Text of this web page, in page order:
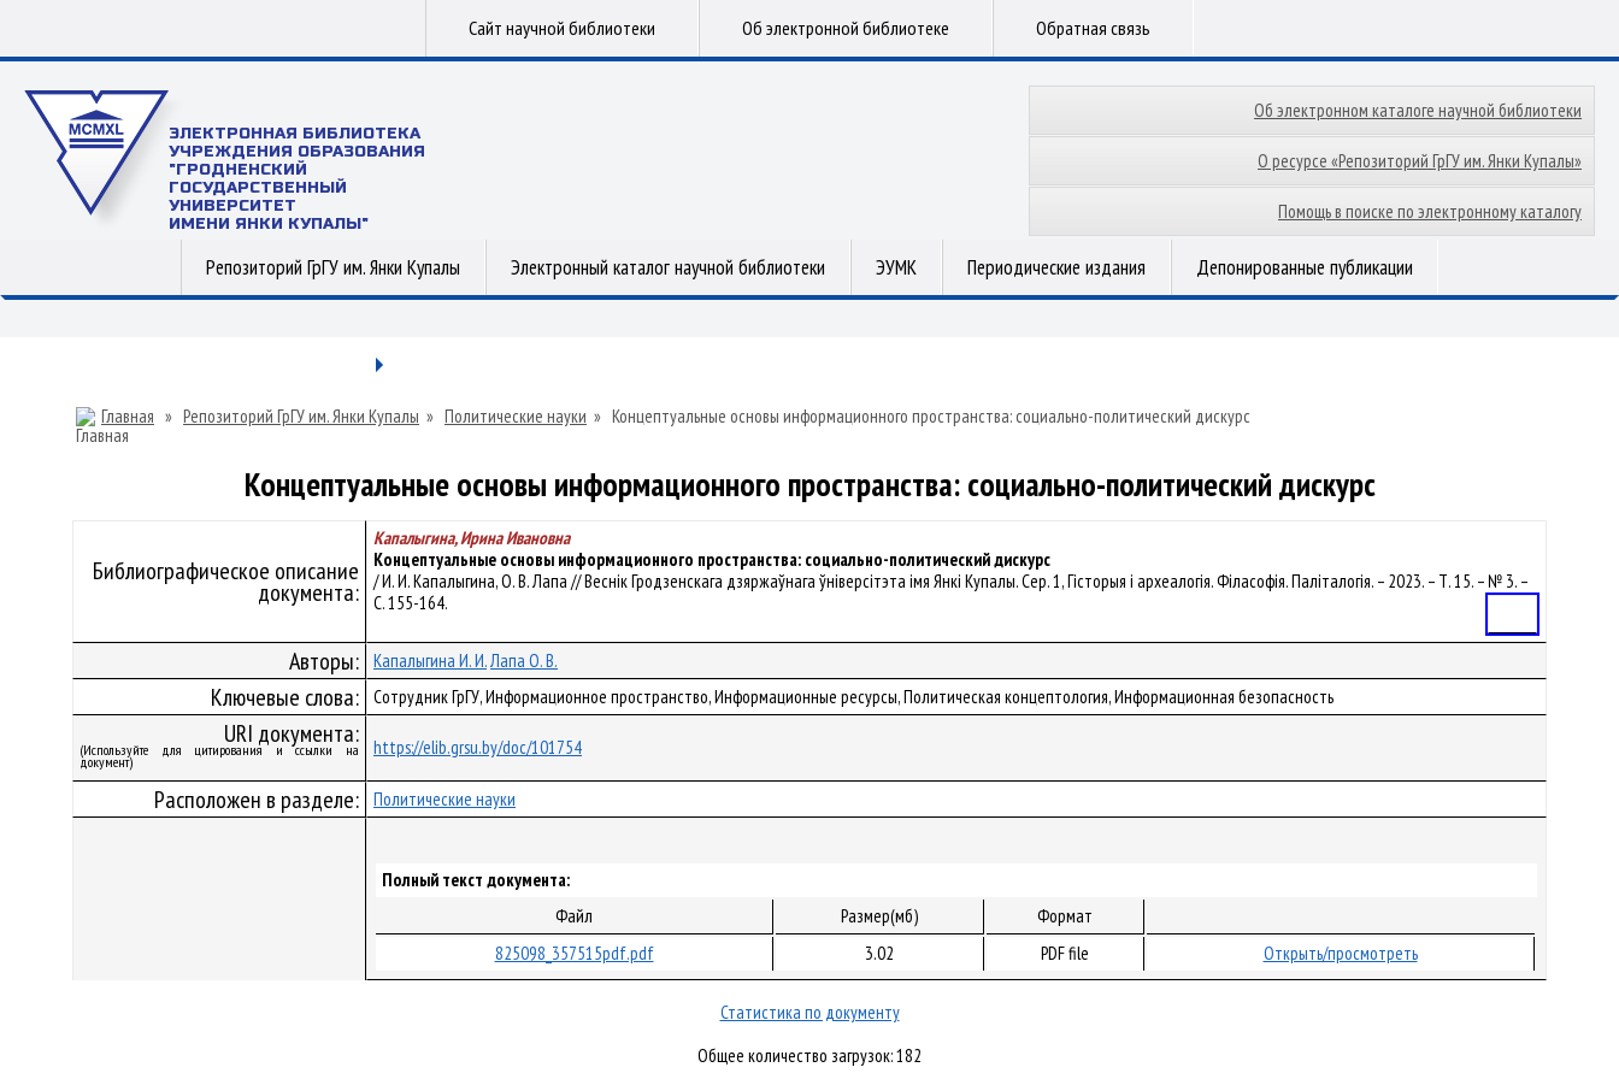
Сайт научной библиотеки Об электронной библиотеке Обратная связь
ЭЛЕКТРОННАЯ БИБЛИОТЕКА
УЧРЕЖДЕНИЯ ОБРАЗОВАНИЯ
"ГРОДНЕНСКИЙ
ГОСУДАРСТВЕННЫЙ
УНИВЕРСИТЕТ
ИМЕНИ ЯНКИ КУПАЛЫ"
Об электронном каталоге научной библиотеки
О ресурсе «Репозиторий ГрГУ им. Янки Купалы»
Помощь в поиске по электронному каталогу
Репозиторий ГрГУ им. Янки Купалы Электронный каталог научной библиотеки ЭУМК Периодические издания Депонированные публикации
Главная » Репозиторий ГрГУ им. Янки Купалы » Политические науки » Концептуальные основы информационного пространства: социально-политический дискурс
Концептуальные основы информационного пространства: социально-политический дискурс
Библиографическое описание
документа:
Капалыгина, Ирина Ивановна
Концептуальные основы информационного пространства: социально-политический дискурс
/ И. И. Капалыгина, О. В. Лапа // Веснік Гродзенскага дзяржаўнага ўніверсітэта імя Янкі Купалы. Сер. 1, Гісторыя і археалогія. Філасофія. Паліталогія. – 2023. – Т. 15. – № 3. –
С. 155-164.
Авторы: Капалыгина И. И.Лапа О. В.
Ключевые слова: Сотрудник ГрГУ, Информационное пространство, Информационные ресурсы, Политическая концептология, Информационная безопасность
URI документа:
(Используйте для цитирования и ссылки на
документ)
https://elib.grsu.by/doc/101754
Расположен в разделе: Политические науки
Полный текст документа:
Файл
Размер(мб)
Формат
825098_357515pdf.pdf
3.02 PDF file Открыть/просмотреть
Статистика по документу
Общее количество загрузок: 182